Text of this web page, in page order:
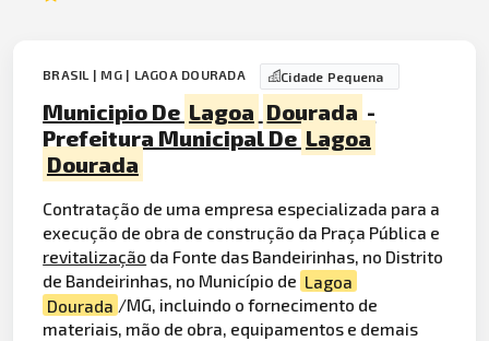
BRASIL | MG | LAGOA DOURADA Cidade Pequena
Municipio De Lagoa Dourada -
Prefeitura Municipal De Lagoa
Dourada
Contratação de uma empresa especializada para a
execução de obra de construção da Praça Pública e
revitalização da Fonte das Bandeirinhas, no Distrito
de Bandeirinhas, no Município de Lagoa
Dourada /MG, incluindo o fornecimento de
materiais, mão de obra, equipamentos e demais